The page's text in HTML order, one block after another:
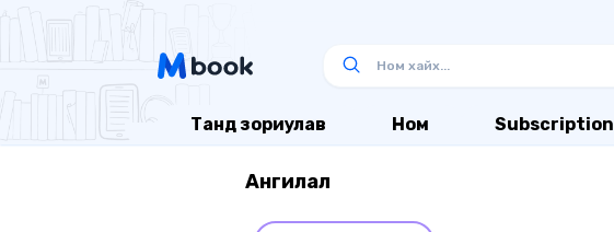
Танд зориулав Ном Subscription
Ангилал